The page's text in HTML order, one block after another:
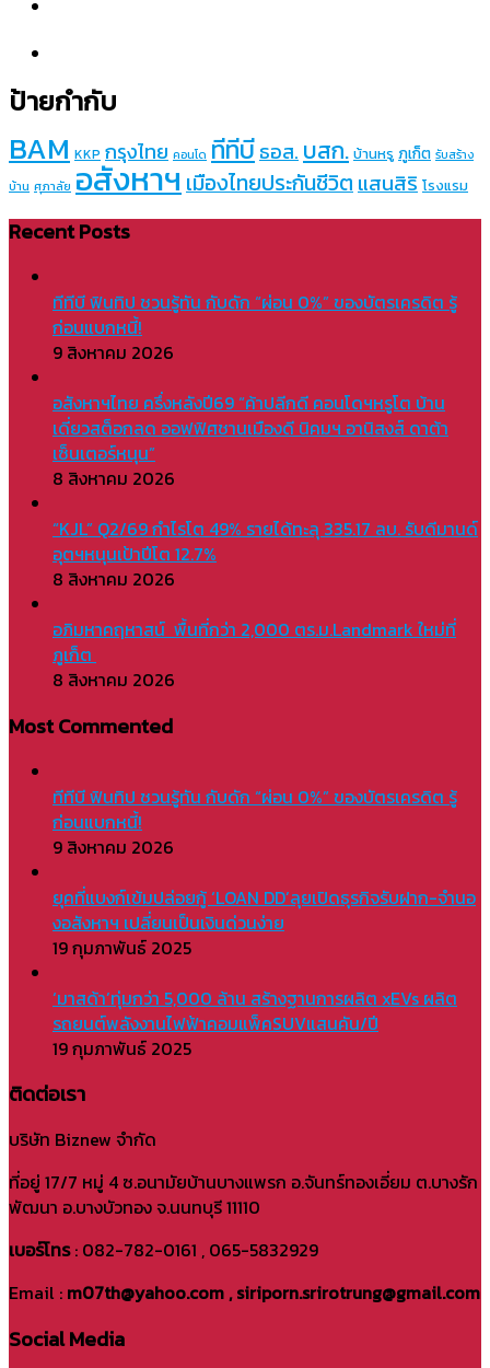
ป้ายกำกับ
BAM KKP กรุงไทย คอนโด ทีทีบีธอส. บสก. บ้านหรู ภูเก็ต รับสร้าง
บ้าน ศุภาลัย อสังหาฯ เมืองไทยประกันชีวิต แสนสิริ โรงแรม
Recent Posts
ทีทีบี ฟินทิป ชวนรู้ทัน กับดัก “ผ่อน 0%” ของบัตรเครดิต รู้
ก่อนแบกหนี้!
9 สิงหาคม 2026
อสังหาฯไทย ครึ่งหลังปี69 “ค้าปลีกดี คอนโดฯหรูโต บ้าน
เดี่ยวสต็อกลด ออฟฟิศชานเมืองดี นิคมฯ อานิสงส์ ดาต้า
เซ็นเตอร์หนุน”
8 สิงหาคม 2026
“KJL” Q2/69 กำไรโต 49% รายได้ทะลุ 335.17 ลบ. รับดีมานด์
อุตฯหนุนเป้าปีโต 12.7%
8 สิงหาคม 2026
อภิมหาคฤหาสน์ พื้นที่กว่า 2,000 ตร.ม.Landmark ใหม่ที่
ภูเก็ต
8 สิงหาคม 2026
Most Commented
ทีทีบี ฟินทิป ชวนรู้ทัน กับดัก “ผ่อน 0%” ของบัตรเครดิต รู้
ก่อนแบกหนี้!
9 สิงหาคม 2026
ยุคที่แบงก์เข้มปล่อยกู้ ‘LOAN DD’ลุยเปิดธุรกิจรับฝาก-จำนอ
งอสังหาฯ เปลี่ยนเป็นเงินด่วนง่าย
19 กุมภาพันธ์ 2025
‘มาสด้า’ทุ่มกว่า 5,000 ล้าน สร้างฐานการผลิต xEVs ผลิต
รถยนต์พลังงานไฟฟ้าคอมแพ็คSUVแสนคัน/ปี
19 กุมภาพันธ์ 2025
ติดต่อเรา
บริษัท Biznew จำกัด
ที่อยู่ 17/7 หมู่ 4 ซ.อนามัยบ้านบางแพรก อ.จันทร์ทองเอี่ยม ต.บางรัก
พัฒนา อ.บางบัวทอง จ.นนทบุรี 11110
เบอร์โทร: 082-782-0161 , 065-5832929
Email : m07th@yahoo.com , siriporn.srirotrung@gmail.com
Social Media